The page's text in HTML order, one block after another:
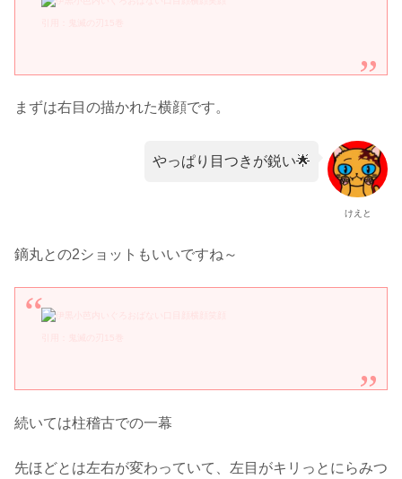
まずは右目の描かれた横顔です。
けえと
やっぱり目つきが鋭い🌟
鏑丸との2ショットもいいですね～
続いては柱稽古での一幕
先ほどとは左右が変わっていて、左目がキリっとにらみつ